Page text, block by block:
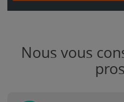
Nous vous
pros